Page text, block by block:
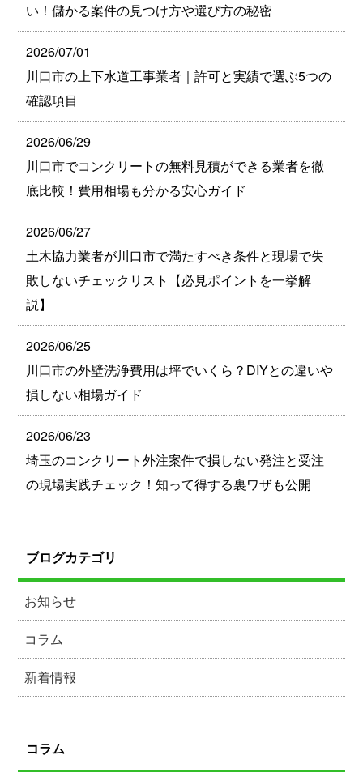
い！儲かる案件の見つけ方や選び方の秘密
2026/07/01
川口市の上下水道工事業者｜許可と実績で選ぶ5つの
確認項目
2026/06/29
川口市でコンクリートの無料見積ができる業者を徹
底比較！費用相場も分かる安心ガイド
2026/06/27
土木協力業者が川口市で満たすべき条件と現場で失
敗しないチェックリスト【必見ポイントを一挙解
説】
2026/06/25
川口市の外壁洗浄費用は坪でいくら？DIYとの違いや
損しない相場ガイド
2026/06/23
埼玉のコンクリート外注案件で損しない発注と受注
の現場実践チェック！知って得する裏ワザも公開
ブログカテゴリ
お知らせ
コラム
新着情報
コラム